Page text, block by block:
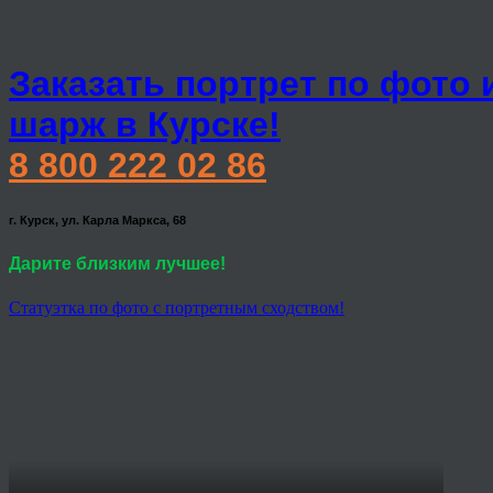
Заказать портрет по фото
шарж в Курске!
8 800 222 02 86
г. Курск, ул. Карла Маркса, 68
Дарите близким лучшее!
Статуэтка по фото с портретным сходством!